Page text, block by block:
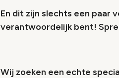
En dit zijn slechts een paar
verantwoordelijk bent!
Wij zoeken een echte